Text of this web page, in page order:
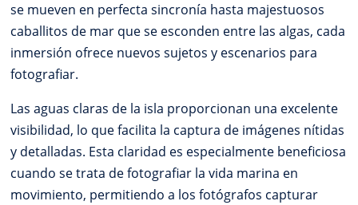
se mueven en perfecta sincronía hasta majestuosos
caballitos de mar que se esconden entre las algas, cada
inmersión ofrece nuevos sujetos y escenarios para
fotografiar.
Las aguas claras de la isla proporcionan una excelente
visibilidad, lo que facilita la captura de imágenes nítidas
y detalladas. Esta claridad es especialmente beneficiosa
cuando se trata de fotografiar la vida marina en
movimiento, permitiendo a los fotógrafos capturar